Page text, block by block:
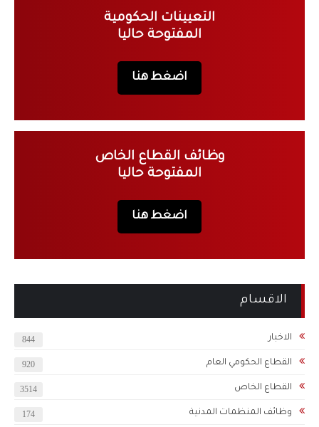
التعيينات الحكومية
المفتوحة حاليا
اضغط هنا
وظائف القطاع الخاص
المفتوحة حاليا
اضغط هنا
الاقسام
الاخبار 844
القطاع الحكومي العام 920
القطاع الخاص 3514
وظائف المنظمات المدنية 174